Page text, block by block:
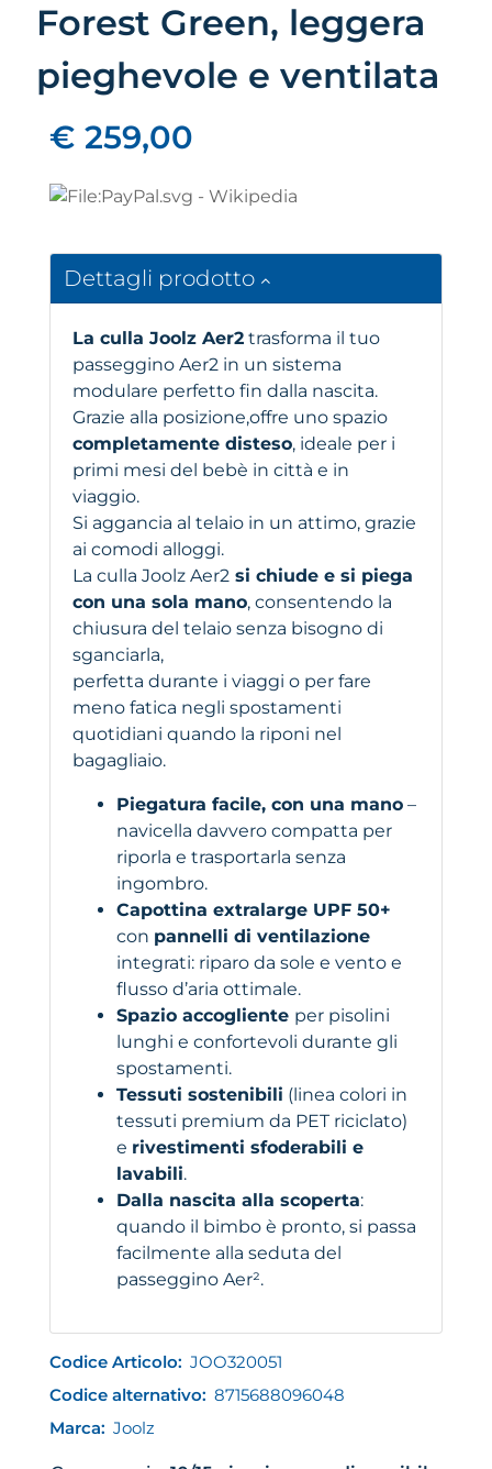
Forest Green, leggera
pieghevole e ventilata
€ 259,00
Dettagli prodotto
La culla Joolz Aer2 trasforma il tuo
passeggino Aer2 in un sistema
modulare perfetto fin dalla nascita.
Grazie alla posizione,offre uno spazio
completamente disteso, ideale per i
primi mesi del bebè in città e in
viaggio.
Si aggancia al telaio in un attimo, grazie
ai comodi alloggi.
La culla Joolz Aer2 si chiude e si piega
con una sola mano, consentendo la
chiusura del telaio senza bisogno di
sganciarla,
perfetta durante i viaggi o per fare
meno fatica negli spostamenti
quotidiani quando la riponi nel
bagagliaio.
Piegatura facile, con una mano –
navicella davvero compatta per
riporla e trasportarla senza
ingombro.
Capottina extralarge UPF 50+
con pannelli di ventilazione
integrati: riparo da sole e vento e
flusso d’aria ottimale.
Spazio accogliente per pisolini
lunghi e confortevoli durante gli
spostamenti.
Tessuti sostenibili (linea colori in
tessuti premium da PET riciclato)
e rivestimenti sfoderabili e
lavabili.
Dalla nascita alla scoperta:
quando il bimbo è pronto, si passa
facilmente alla seduta del
passeggino Aer².
Codice Articolo: JOO320051
Codice alternativo: 8715688096048
Marca: Joolz